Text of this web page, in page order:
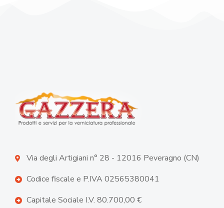
Via degli Artigiani n° 28 - 12016 Peveragno (CN)
Codice fiscale e P.IVA 02565380041
Capitale Sociale I.V. 80.700,00 €